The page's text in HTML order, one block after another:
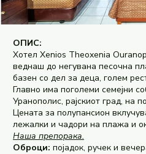
ОПИС:
Хотел Xenios Theoxenia
веднаш до негувана песочна
базен со дел за деца, голем
Главно има поголеми семејни
Уранополис, рајскиот град, на
Цената за полупансион
лежалки и чадори на плажа и
Наша препорака.
Оброци: појадок, ручек и